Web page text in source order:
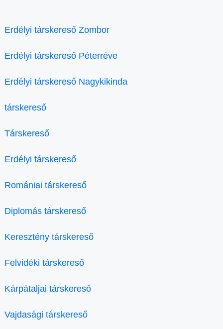
Erdélyi társkereső Zombor
Erdélyi társkereső Péterréve
Erdélyi társkereső Nagykikinda
társkereső
Társkereső
Erdélyi társkereső
Romániai társkereső
Diplomás társkereső
Keresztény társkereső
Felvidéki társkereső
Kárpátaljai társkereső
Vajdasági társkereső